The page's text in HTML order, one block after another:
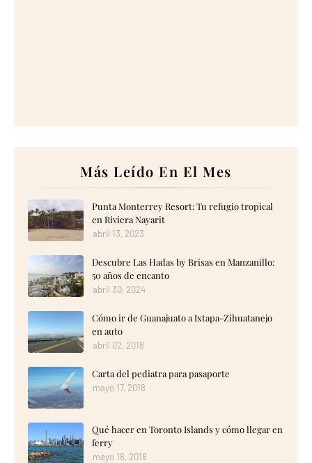
Más Leído En El Mes
Punta Monterrey Resort: Tu refugio tropical
en Riviera Nayarit
abril 13, 2023
Descubre Las Hadas by Brisas en Manzanillo:
50 años de encanto
abril 30, 2024
Cómo ir de Guanajuato a Ixtapa-Zihuatanejo
en auto
abril 02, 2018
Carta del pediatra para pasaporte
mayo 17, 2018
Qué hacer en Toronto Islands y cómo llegar en
ferry
mayo 18, 2018